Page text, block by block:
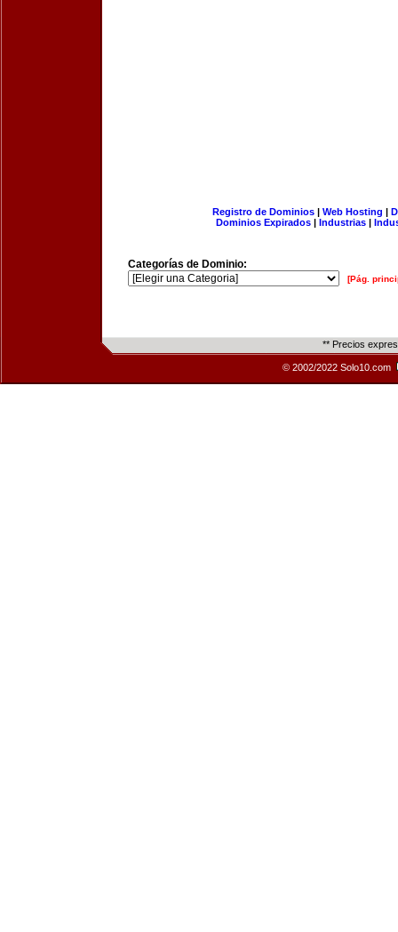
Registro de Dominios| Web Hosting |
Dominios Expirados | Industrias |
Categorías de Dominio:
[Pág.
** Precios
© 2002/2022 Solo10.com